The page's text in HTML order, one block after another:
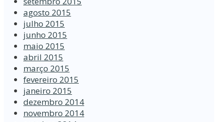
agosto 2015
julho 2015
junho 2015
maio 2015
abril 2015
março 2015
fevereiro 2015
janeiro 2015
dezembro 2014
novembro 2014